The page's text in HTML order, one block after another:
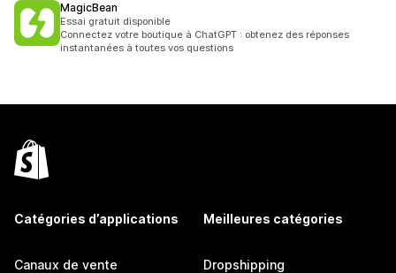
MagicBean
Essai gratuit disponible
Connectez votre boutique à ChatGPT : obtenez des réponses
instantanées à toutes vos questions
Catégories d’applications
Canaux de vente
Meilleures catégories
Dropshipping